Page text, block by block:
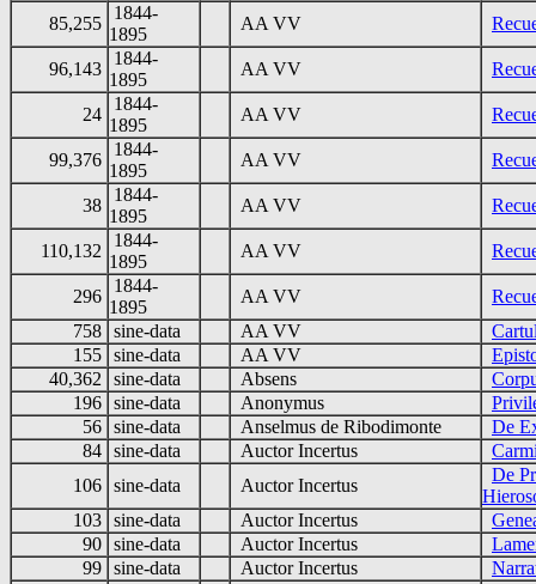
85,255
1844-
1895
AA VV
96,143
1844-
1895
AA VV
24
1844-
1895
AA VV
99,376
1844-
1895
AA VV
38
1844-
1895
AA VV
110,132
1844-
1895
AA VV
296
1844-
1895
AA VV
758 sine-data AA VV
155 sine-data AA VV
40,362
sine-data Absens
196 sine-data Anonymus
56 sine-data Anselmus de Ribodimonte
De
84 sine-data Auctor Incertus
106 sine-data Auctor Incertus
De
103 sine-data Auctor Incertus
90 sine-data Auctor Incertus
99 sine-data Auctor Incertus